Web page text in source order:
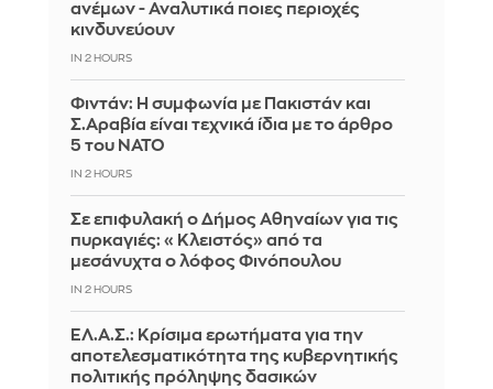
ανέμων - Αναλυτικά ποιες περιοχές
κινδυνεύουν
IN 2 HOURS
Φιντάν: Η συμφωνία με Πακιστάν και
Σ.Αραβία είναι τεχνικά ίδια με το άρθρο
5 του ΝΑΤΟ
IN 2 HOURS
Σε επιφυλακή ο Δήμος Αθηναίων για τις
πυρκαγιές: «Κλειστός» από τα
μεσάνυχτα ο λόφος Φινόπουλου
IN 2 HOURS
ΕΛ.Α.Σ.: Κρίσιμα ερωτήματα για την
αποτελεσματικότητα της κυβερνητικής
πολιτικής πρόληψης δασικών